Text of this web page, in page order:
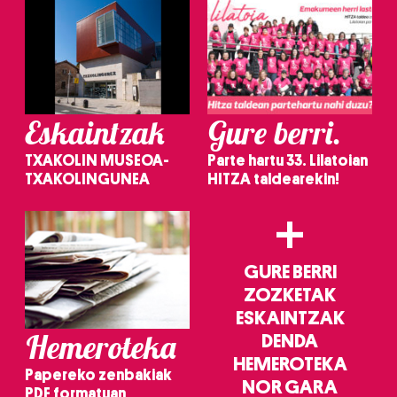
Eskaintzak
TXAKOLIN MUSEOA-
TXAKOLINGUNEA
Gure berri.
Parte hartu 33. Lilatoian
HITZA taldearekin!
Hemeroteka
Papereko zenbakiak
+
GURE BERRI
ZOZKETAK
ESKAINTZAK
DENDA
HEMEROTEKA
NOR GARA